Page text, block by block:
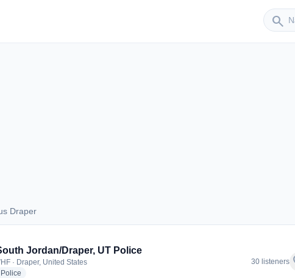
search
Sender
Draper
Draper
Jordan/Draper, UT Police
· Draper, United States
Police
30 listeners